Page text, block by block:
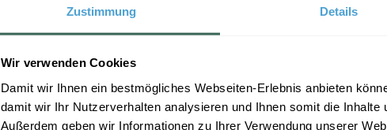
Zustimmung Details
Wir verwenden Cookies
Damit wir Ihnen ein bestmögliches Webseiten-Erlebnis anbieten
damit wir Ihr Nutzerverhalten analysieren und Ihnen somit die
Außerdem geben wir Informationen zu Ihrer Verwendung unserer
Anmelden